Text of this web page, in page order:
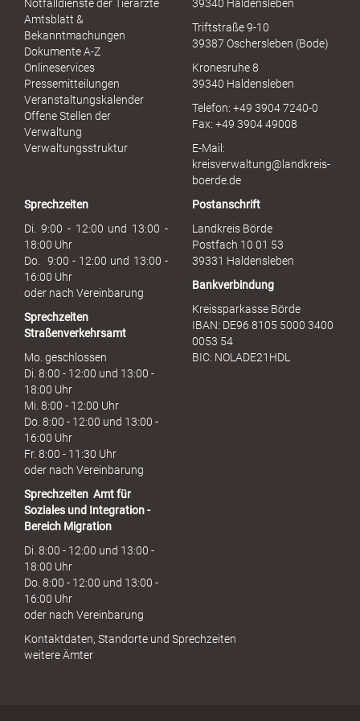
u
h
Notfalldienste der Tierärzte
Amtsblatt &
Bekanntmachungen
Dokumente A-Z
Onlineservices
Pressemitteilungen
Veranstaltungskalender
Offene Stellen der
Verwaltung
Verwaltungsstruktur
39340 Haldensleben
Triftstraße 9-10
39387 Oschersleben (Bode)
Kronesruhe 8
39340 Haldensleben
Telefon: +49 3904 7240-0
Fax: +49 3904 49008
E-Mail:
kreisverwaltung@landkreis-
boerde.de
Sprechzeiten
Di. 9:00 - 12:00 und 13:00 -
18:00 Uhr
Do. 9:00 - 12:00 und 13:00 -
16:00 Uhr
oder nach Vereinbarung
Sprechzeiten
Straßenverkehrsamt
Mo. geschlossen
Di. 8:00 - 12:00 und 13:00 -
18:00 Uhr
Mi. 8:00 - 12:00 Uhr
Do. 8:00 - 12:00 und 13:00 -
16:00 Uhr
Fr. 8:00 - 11:30 Uhr
oder nach Vereinbarung
Sprechzeiten Amt für
Soziales und Integration -
Bereich Migration
Di. 8:00 - 12:00 und 13:00 -
18:00 Uhr
Do. 8:00 - 12:00 und 13:00 -
16:00 Uhr
oder nach Vereinbarung
Postanschrift
Landkreis Börde
Postfach 10 01 53
39331 Haldensleben
Bankverbindung
Kreissparkasse Börde
IBAN: DE96 8105 5000 3400
0053 54
BIC: NOLADE21HDL
Kontaktdaten, Standorte und Sprechzeiten
weitere Ämter